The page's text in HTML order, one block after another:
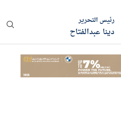
رئيس التحرير
دينا عبدالفتاح